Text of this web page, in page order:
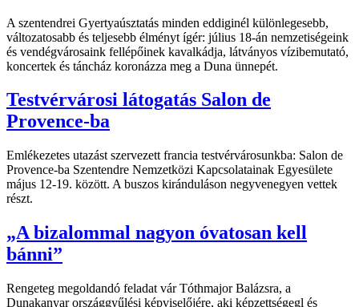
A szentendrei Gyertyaúsztatás minden eddiginél különlegesebb,
változatosabb és teljesebb élményt ígér: július 18-án nemzetiségeink
és vendégvárosaink fellépőinek kavalkádja, látványos vízibemutató,
koncertek és táncház koronázza meg a Duna ünnepét.
Testvérvárosi látogatás Salon de
Provence-ba
Emlékezetes utazást szervezett francia testvérvárosunkba: Salon de
Provence-ba Szentendre Nemzetközi Kapcsolatainak Egyesülete
május 12-19. között. A buszos kiránduláson negyvenegyen vettek
részt.
„A bizalommal nagyon óvatosan kell
bánni”
Rengeteg megoldandó feladat vár Tóthmajor Balázsra, a
Dunakanyar országgyűlési képviselőjére, aki képzettségegl és